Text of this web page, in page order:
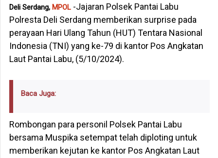
Deli Serdang, MPOL-Jajaran Polsek Pantai Labu
Polresta Deli Serdang memberikan surprise pada
perayaan Hari Ulang Tahun (HUT) Tentara Nasional
Indonesia (TNI) yang ke-79 di kantor Pos Angkatan
Laut Pantai Labu, (5/10/2024).
Baca Juga:
Rombongan para personil Polsek Pantai Labu
bersama Muspika setempat telah diploting untuk
memberikan kejutan ke kantor Pos Angkatan Laut